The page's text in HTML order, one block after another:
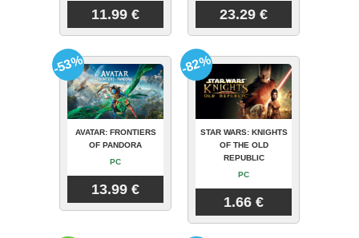
11.99 € 23.29 €
AVATAR: FRONTIERS
OF PANDORA
PC
13.99 €
-53%
STAR WARS: KNIGHTS
OF THE OLD
REPUBLIC
PC
1.66 €
-82%